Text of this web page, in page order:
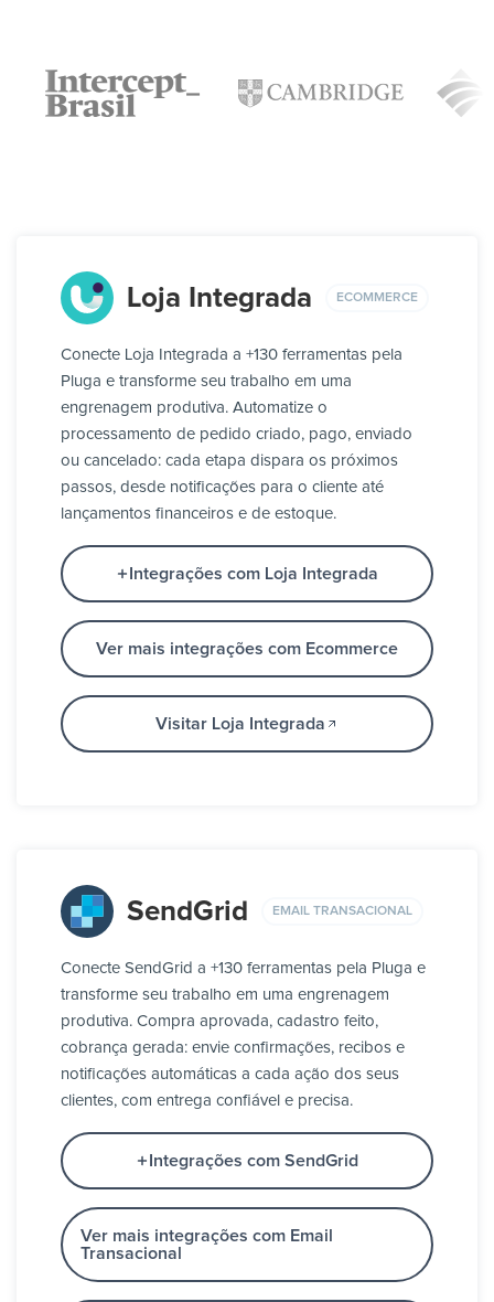
Loja Integrada ECOMMERCE
Conecte Loja Integrada a +130 ferramentas pela
Pluga e transforme seu trabalho em uma
engrenagem produtiva. Automatize o
processamento de pedido criado, pago, enviado
ou cancelado: cada etapa dispara os próximos
passos, desde notificações para o cliente até
lançamentos financeiros e de estoque.
Integrações com Loja Integrada
Ver mais integrações com Ecommerce
Visitar Loja Integrada
SendGrid EMAIL TRANSACIONAL
Conecte SendGrid a +130 ferramentas pela Pluga e
transforme seu trabalho em uma engrenagem
produtiva. Compra aprovada, cadastro feito,
cobrança gerada: envie confirmações, recibos e
notificações automáticas a cada ação dos seus
clientes, com entrega confiável e precisa.
Integrações com SendGrid
Ver mais integrações com Email
Transacional